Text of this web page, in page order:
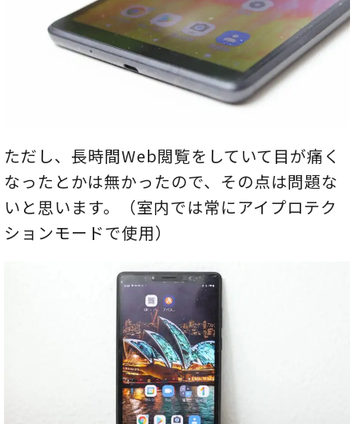
ただし、長時間Web閲覧をしていて目が痛く
なったとかは無かったので、その点は問題な
いと思います。（室内では常にアイプロテク
ションモードで使用）